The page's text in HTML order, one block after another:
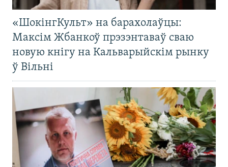
«ШокінгКульт» на барахолаўцы:
Максім Жбанкоў прэзэнтаваў сваю
новую кнігу на Кальварыйскім рынку
ў Вільні